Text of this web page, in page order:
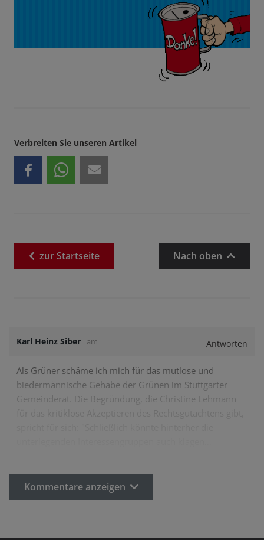
Verbreiten Sie unseren Artikel
zurStartseite Nach oben
Karl Heinz Siber am Antworten
Als Grüner schäme ich mich für das mutlose und
biedermännische Gehabe der Grünen im Stuttgarter
Gemeinderat. Die Begründung, die Christine Lehmann
Kommentare anzeigen